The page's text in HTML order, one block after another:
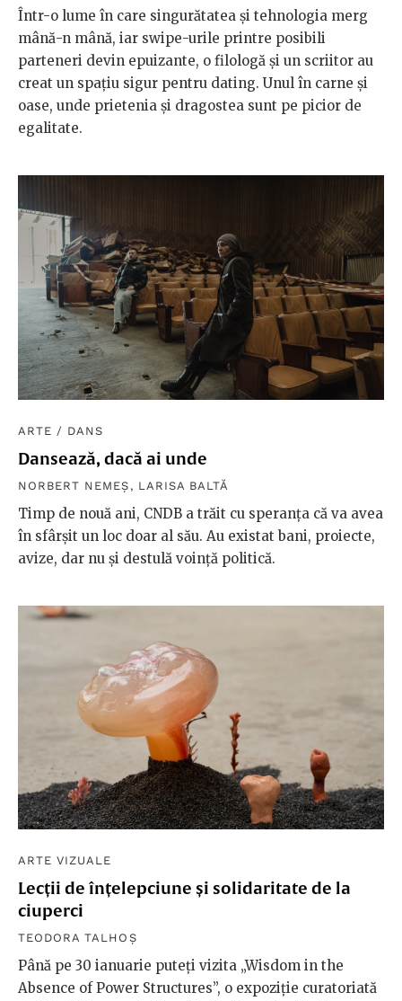
Într-o lume în care singurătatea și tehnologia merg
mână-n mână, iar swipe-urile printre posibili
parteneri devin epuizante, o filologă și un scriitor au
creat un spațiu sigur pentru dating. Unul în carne și
oase, unde prietenia și dragostea sunt pe picior de
egalitate.
ARTE / DANS
Dansează, dacă ai unde
NORBERT NEMEȘ , LARISA BALTĂ
Timp de nouă ani, CNDB a trăit cu speranța că va avea
în sfârșit un loc doar al său. Au existat bani, proiecte,
avize, dar nu și destulă voință politică.
ARTE VIZUALE
Lecții de înțelepciune și solidaritate de la
ciuperci
TEODORA TALHOȘ
Până pe 30 ianuarie puteți vizita „Wisdom in the
Absence of Power Structures”, o expoziție curatoriată